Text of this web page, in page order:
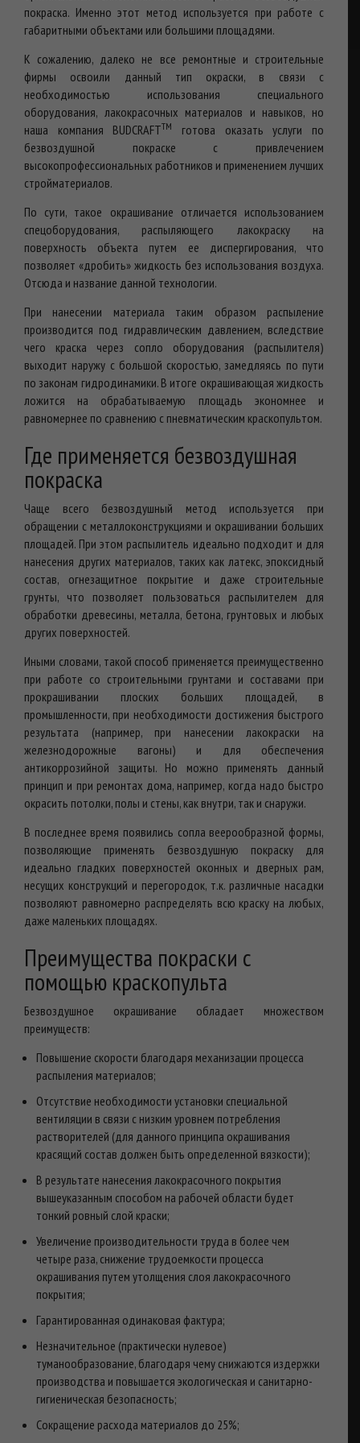
покраска. Именно этот метод используется при работе с
габаритными объектами или большими площадями.
К сожалению, далеко не все ремонтные и строительные
фирмы освоили данный тип окраски, в связи с
необходимостью использования специального
оборудования, лакокрасочных материалов и навыков, но
наша компания BUDCRAFTTM
готова оказать услуги по
безвоздушной покраске с привлечением
высокопрофессиональных работников и применением лучших
стройматериалов.
По сути, такое окрашивание отличается использованием
спецоборудования, распыляющего лакокраску на
поверхность объекта путем ее диспергирования, что
позволяет «дробить» жидкость без использования воздуха.
Отсюда и название данной технологии.
При нанесении материала таким образом распыление
производится под гидравлическим давлением, вследствие
чего краска через сопло оборудования (распылителя)
выходит наружу с большой скоростью, замедляясь по пути
по законам гидродинамики. В итоге окрашивающая жидкость
ложится на обрабатываемую площадь экономнее и
равномернее по сравнению с пневматическим краскопультом.
Где применяется безвоздушная
покраска
Чаще всего безвоздушный метод используется при
обращении с металлоконструкциями и окрашивании больших
площадей. При этом распылитель идеально подходит и для
нанесения других материалов, таких как латекс, эпоксидный
состав, огнезащитное покрытие и даже строительные
грунты, что позволяет пользоваться распылителем для
обработки древесины, металла, бетона, грунтовых и любых
других поверхностей.
Иными словами, такой способ применяется преимущественно
при работе со строительными грунтами и составами при
прокрашивании плоских больших площадей, в
промышленности, при необходимости достижения быстрого
результата (например, при нанесении лакокраски на
железнодорожные вагоны) и для обеспечения
антикоррозийной защиты. Но можно применять данный
принцип и при ремонтах дома, например, когда надо быстро
окрасить потолки, полы и стены, как внутри, так и снаружи.
В последнее время появились сопла веерообразной формы,
позволяющие применять безвоздушную покраску для
идеально гладких поверхностей оконных и дверных рам,
несущих конструкций и перегородок, т.к. различные насадки
позволяют равномерно распределять всю краску на любых,
даже маленьких площадях.
Преимущества покраски с
помощью краскопульта
Безвоздушное окрашивание обладает множеством
преимуществ:
Повышение скорости благодаря механизации процесса
распыления материалов;
Отсутствие необходимости установки специальной
вентиляции в связи с низким уровнем потребления
растворителей (для данного принципа окрашивания
красящий состав должен быть определенной вязкости);
В результате нанесения лакокрасочного покрытия
вышеуказанным способом на рабочей области будет
тонкий ровный слой краски;
Увеличение производительности труда в более чем
четыре раза, снижение трудоемкости процесса
окрашивания путем утолщения слоя лакокрасочного
покрытия;
Гарантированная одинаковая фактура;
Незначительное (практически нулевое)
туманообразование, благодаря чему снижаются издержки
производства и повышается экологическая и санитарно-
гигиеническая безопасность;
Сокращение расхода материалов до 25%;